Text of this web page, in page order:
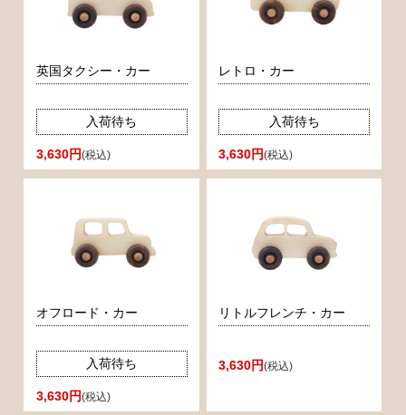
英国タクシー・カー
入荷待ち
3,630円(税込)
レトロ・カー
入荷待ち
3,630円(税込)
オフロード・カー
入荷待ち
3,630円(税込)
リトルフレンチ・カー
3,630円(税込)